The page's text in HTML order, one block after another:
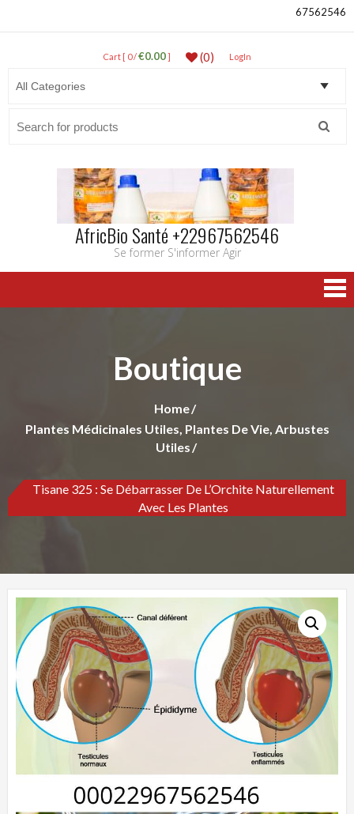
67562546
Cart [ 0 /€0.00] (0) LogIn
AfricBio Santé +22967562546
Se former S'informer Agir
Boutique
Home
Plantes Médicinales Utiles, Plantes De Vie, Arbustes
Utiles
Tisane 325 : Se Débarrasser De L’Orchite Naturellement
Avec Les Plantes